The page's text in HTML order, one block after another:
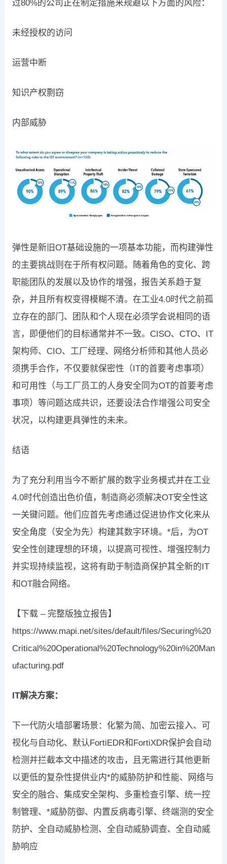
过80%的公司正在制定措施来规避以下方面的风险：
未经授权的访问
运营中断
知识产权剽窃
内部威胁
弹性是新旧OT基础设施的一项基本功能，而构建弹性
的主要挑战则在于所有权问题。随着角色的变化、跨
职能团队的发展以及协作的增强，报告关系趋于复
杂，并且所有权变得模糊不清。在工业4.0时代之前孤
立存在的部门、团队和个人现在必须学会说相同的语
言，即便他们的目标通常并不一致。CISO、CTO、IT
架构师、CIO、工厂经理、网络分析师和其他人员必
须携手合作，不仅要就保密性（IT的首要考虑事项）
和可用性（与工厂员工的人身安全同为OT的首要考虑
事项）等问题达成共识，还要设法合作增强公司安全
状况，以构建更具弹性的未来。
结语
为了充分利用当今不断扩展的数字业务模式并在工业
4.0时代创造出色价值，制造商必须解决OT安全性这
一关键问题。他们应首先考虑通过促进协作文化来从
安全角度（安全为先）构建其数字环境。*后，为OT
安全性创建理想的环境，以提高可视性、增强控制力
并实现持续监视，这将有助于制造商保护其全新的IT
和OT融合网络。
【下载 – 完整版独立报告】
https://www.mapi.net/sites/default/files/Securing%20
Critical%20Operational%20Technology%20in%20Man
ufacturing.pdf
IT解决方案：
下一代防火墙部署场景：化繁为简、加密云接入、可
视化与自动化、默认FortiEDR和FortiXDR保护会自动
检测并拦截本文中描述的攻击，且无需进行其他更新
以更低的复杂性提供业内*的威胁防护和性能、网络与
安全的融合、集成安全架构、多重检查引擎、统一控
制管理、*威胁防御、内置反病毒引擎、终端测的安全
防护、全自动威胁检测、全自动威胁调查、全自动威
胁响应